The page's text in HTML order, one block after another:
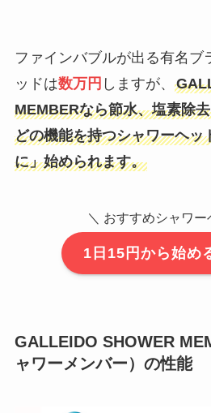
ファインバブルが出る有名ブ
ッドは数万円 しますが、
MEMBERなら節水、塩素除
どの機能を持つシャワーヘッ
に」始められます。
＼ おすすめシャワー
1日15円から始め
GALLEIDO SHOWER
ャワーメンバー）の性能